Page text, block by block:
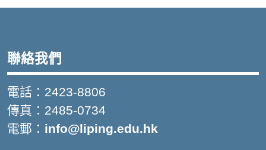
聯絡我們
電話：2423-8806
傳真：2485-0734
電郵： info@liping.edu.hk